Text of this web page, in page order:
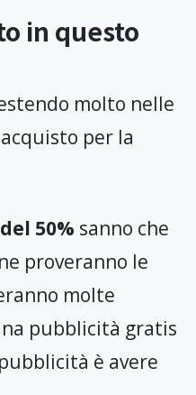
in questo
molto nelle
per la
50% sanno che
proveranno le
molte
pubblicità gratis
è avere